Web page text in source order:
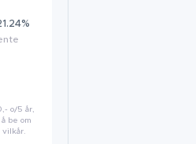
o/5 år,
be om
vilkår.